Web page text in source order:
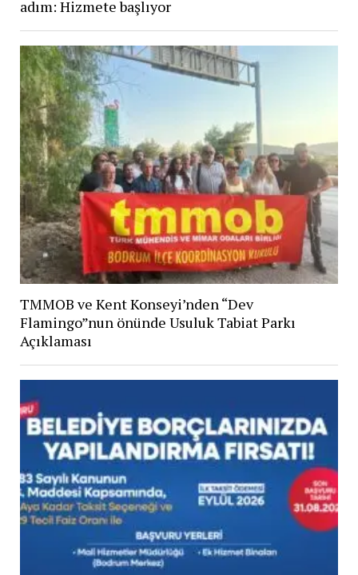
adım: Hizmete başlıyor
TMMOB ve Kent Konseyi’nden “Dev
Flamingo”nun önünde Usuluk Tabiat Parkı
Açıklaması